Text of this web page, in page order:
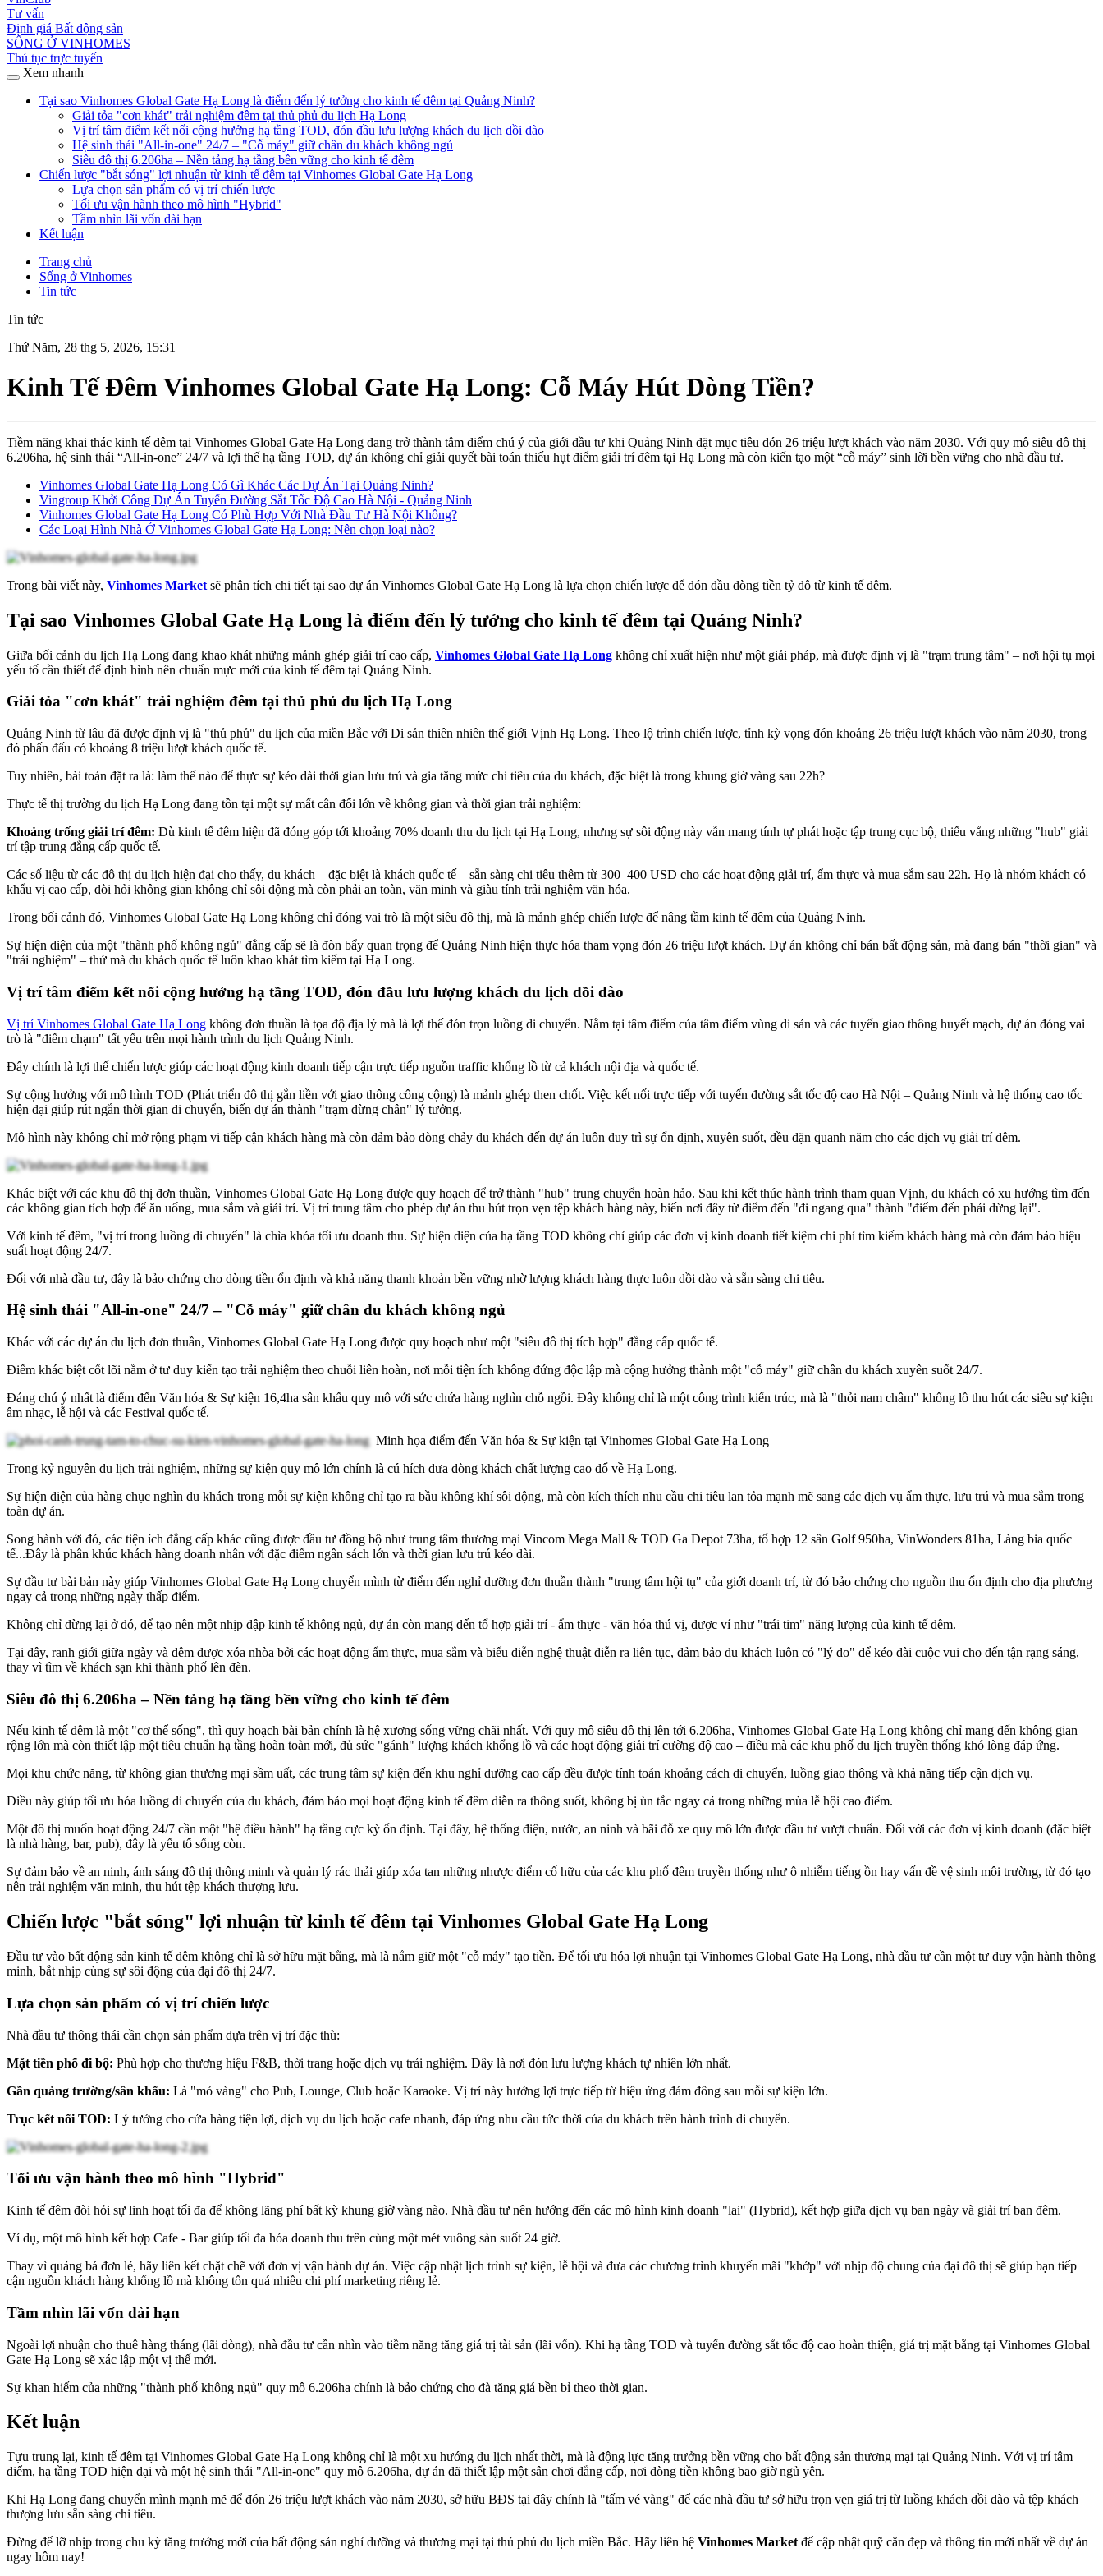
Tư vấn
Định giá Bất động sản
SỐNG Ở VINHOMES
Thủ tục trực tuyến
Xem nhanh
Tại sao Vinhomes Global Gate Hạ Long là điểm đến lý tưởng cho kinh tế đêm tại Quảng Ninh?
Giải tỏa "cơn khát" trải nghiệm đêm tại thủ phủ du lịch Hạ Long
Vị trí tâm điểm kết nối cộng hưởng hạ tầng TOD, đón đầu lưu lượng khách du lịch dồi dào
Hệ sinh thái "All-in-one" 24/7 – "Cỗ máy" giữ chân du khách không ngủ
Siêu đô thị 6.206ha – Nền tảng hạ tầng bền vững cho kinh tế đêm
Chiến lược "bắt sóng" lợi nhuận từ kinh tế đêm tại Vinhomes Global Gate Hạ Long
Lựa chọn sản phẩm có vị trí chiến lược
Tối ưu vận hành theo mô hình "Hybrid"
Tầm nhìn lãi vốn dài hạn
Kết luận
Trang chủ
Sống ở Vinhomes
Tin tức
Tin tức
Thứ Năm, 28 thg 5, 2026, 15:31
Kinh Tế Đêm Vinhomes Global Gate Hạ Long: Cỗ Máy Hút Dòng Tiền?
Tiềm năng khai thác kinh tế đêm tại Vinhomes Global Gate Hạ Long đang trở thành tâm điểm chú ý của giới đầu tư khi Quảng Ninh đặt mục tiêu đón 26 triệu lượt khách vào năm 2030. Với quy mô siêu đô thị
6.206ha, hệ sinh thái “All-in-one” 24/7 và lợi thế hạ tầng TOD, dự án không chỉ giải quyết bài toán thiếu hụt điểm giải trí đêm tại Hạ Long mà còn kiến tạo một “cỗ máy” sinh lời bền vững cho nhà đầu tư.
Vinhomes Global Gate Hạ Long Có Gì Khác Các Dự Án Tại Quảng Ninh?
Vingroup Khởi Công Dự Án Tuyến Đường Sắt Tốc Độ Cao Hà Nội - Quảng Ninh
Vinhomes Global Gate Hạ Long Có Phù Hợp Với Nhà Đầu Tư Hà Nội Không?
Các Loại Hình Nhà Ở Vinhomes Global Gate Hạ Long: Nên chọn loại nào?
Trong bài viết này, Vinhomes Market sẽ phân tích chi tiết tại sao dự án Vinhomes Global Gate Hạ Long là lựa chọn chiến lược để đón đầu dòng tiền tỷ đô từ kinh tế đêm.
Tại sao Vinhomes Global Gate Hạ Long là điểm đến lý tưởng cho kinh tế đêm tại Quảng Ninh?
Giữa bối cảnh du lịch Hạ Long đang khao khát những mảnh ghép giải trí cao cấp, Vinhomes Global Gate Hạ Long không chỉ xuất hiện như một giải pháp, mà được định vị là "trạm trung tâm" – nơi hội tụ mọi
yếu tố cần thiết để định hình nên chuẩn mực mới của kinh tế đêm tại Quảng Ninh.
Giải tỏa "cơn khát" trải nghiệm đêm tại thủ phủ du lịch Hạ Long
Quảng Ninh từ lâu đã được định vị là "thủ phủ" du lịch của miền Bắc với Di sản thiên nhiên thế giới Vịnh Hạ Long. Theo lộ trình chiến lược, tỉnh kỳ vọng đón khoảng 26 triệu lượt khách vào năm 2030, trong
đó phấn đấu có khoảng 8 triệu lượt khách quốc tế.
Tuy nhiên, bài toán đặt ra là: làm thế nào để thực sự kéo dài thời gian lưu trú và gia tăng mức chi tiêu của du khách, đặc biệt là trong khung giờ vàng sau 22h?
Thực tế thị trường du lịch Hạ Long đang tồn tại một sự mất cân đối lớn về không gian và thời gian trải nghiệm:
Khoảng trống giải trí đêm: Dù kinh tế đêm hiện đã đóng góp tới khoảng 70% doanh thu du lịch tại Hạ Long, nhưng sự sôi động này vẫn mang tính tự phát hoặc tập trung cục bộ, thiếu vắng những "hub" giải
trí tập trung đẳng cấp quốc tế.
Các số liệu từ các đô thị du lịch hiện đại cho thấy, du khách – đặc biệt là khách quốc tế – sẵn sàng chi tiêu thêm từ 300–400 USD cho các hoạt động giải trí, ẩm thực và mua sắm sau 22h. Họ là nhóm khách có
khẩu vị cao cấp, đòi hỏi không gian không chỉ sôi động mà còn phải an toàn, văn minh và giàu tính trải nghiệm văn hóa.
Trong bối cảnh đó, Vinhomes Global Gate Hạ Long không chỉ đóng vai trò là một siêu đô thị, mà là mảnh ghép chiến lược để nâng tầm kinh tế đêm của Quảng Ninh.
Sự hiện diện của một "thành phố không ngủ" đẳng cấp sẽ là đòn bẩy quan trọng để Quảng Ninh hiện thực hóa tham vọng đón 26 triệu lượt khách. Dự án không chỉ bán bất động sản, mà đang bán "thời gian" và
"trải nghiệm" – thứ mà du khách quốc tế luôn khao khát tìm kiếm tại Hạ Long.
Vị trí tâm điểm kết nối cộng hưởng hạ tầng TOD, đón đầu lưu lượng khách du lịch dồi dào
Vị trí Vinhomes Global Gate Hạ Long không đơn thuần là tọa độ địa lý mà là lợi thế đón trọn luồng di chuyển. Nằm tại tâm điểm của tâm điểm vùng di sản và các tuyến giao thông huyết mạch, dự án đóng vai
trò là "điểm chạm" tất yếu trên mọi hành trình du lịch Quảng Ninh.
Đây chính là lợi thế chiến lược giúp các hoạt động kinh doanh tiếp cận trực tiếp nguồn traffic khổng lồ từ cả khách nội địa và quốc tế.
Sự cộng hưởng với mô hình TOD (Phát triển đô thị gắn liền với giao thông công cộng) là mảnh ghép then chốt. Việc kết nối trực tiếp với tuyến đường sắt tốc độ cao Hà Nội – Quảng Ninh và hệ thống cao tốc
hiện đại giúp rút ngắn thời gian di chuyển, biến dự án thành "trạm dừng chân" lý tưởng.
Mô hình này không chỉ mở rộng phạm vi tiếp cận khách hàng mà còn đảm bảo dòng chảy du khách đến dự án luôn duy trì sự ổn định, xuyên suốt, đều đặn quanh năm cho các dịch vụ giải trí đêm.
Khác biệt với các khu đô thị đơn thuần, Vinhomes Global Gate Hạ Long được quy hoạch để trở thành "hub" trung chuyển hoàn hảo. Sau khi kết thúc hành trình tham quan Vịnh, du khách có xu hướng tìm đến
các không gian tích hợp để ăn uống, mua sắm và giải trí. Vị trí trung tâm cho phép dự án thu hút trọn vẹn tệp khách hàng này, biến nơi đây từ điểm đến "đi ngang qua" thành "điểm đến phải dừng lại".
Với kinh tế đêm, "vị trí trong luồng di chuyển" là chìa khóa tối ưu doanh thu. Sự hiện diện của hạ tầng TOD không chỉ giúp các đơn vị kinh doanh tiết kiệm chi phí tìm kiếm khách hàng mà còn đảm bảo hiệu
suất hoạt động 24/7.
Đối với nhà đầu tư, đây là bảo chứng cho dòng tiền ổn định và khả năng thanh khoản bền vững nhờ lượng khách hàng thực luôn dồi dào và sẵn sàng chi tiêu.
Hệ sinh thái "All-in-one" 24/7 – "Cỗ máy" giữ chân du khách không ngủ
Khác với các dự án du lịch đơn thuần, Vinhomes Global Gate Hạ Long được quy hoạch như một "siêu đô thị tích hợp" đẳng cấp quốc tế.
Điểm khác biệt cốt lõi nằm ở tư duy kiến tạo trải nghiệm theo chuỗi liên hoàn, nơi mỗi tiện ích không đứng độc lập mà cộng hưởng thành một "cỗ máy" giữ chân du khách xuyên suốt 24/7.
Đáng chú ý nhất là điểm đến Văn hóa & Sự kiện 16,4ha sân khấu quy mô với sức chứa hàng nghìn chỗ ngồi. Đây không chỉ là một công trình kiến trúc, mà là "thỏi nam châm" khổng lồ thu hút các siêu sự kiện
âm nhạc, lễ hội và các Festival quốc tế.
Minh họa điểm đến Văn hóa & Sự kiện tại Vinhomes Global Gate Hạ Long
Trong kỷ nguyên du lịch trải nghiệm, những sự kiện quy mô lớn chính là cú hích đưa dòng khách chất lượng cao đổ về Hạ Long.
Sự hiện diện của hàng chục nghìn du khách trong mỗi sự kiện không chỉ tạo ra bầu không khí sôi động, mà còn kích thích nhu cầu chi tiêu lan tỏa mạnh mẽ sang các dịch vụ ẩm thực, lưu trú và mua sắm trong
toàn dự án.
Song hành với đó, các tiện ích đẳng cấp khác cũng được đầu tư đồng bộ như trung tâm thương mại Vincom Mega Mall & TOD Ga Depot 73ha, tổ hợp 12 sân Golf 950ha, VinWonders 81ha, Làng bia quốc
tế...Đây là phân khúc khách hàng doanh nhân với đặc điểm ngân sách lớn và thời gian lưu trú kéo dài.
Sự đầu tư bài bản này giúp Vinhomes Global Gate Hạ Long chuyển mình từ điểm đến nghỉ dưỡng đơn thuần thành "trung tâm hội tụ" của giới doanh trí, từ đó bảo chứng cho nguồn thu ổn định cho địa phương
ngay cả trong những ngày thấp điểm.
Không chỉ dừng lại ở đó, để tạo nên một nhịp đập kinh tế không ngủ, dự án còn mang đến tổ hợp giải trí - ẩm thực - văn hóa thú vị, được ví như "trái tim" năng lượng của kinh tế đêm.
Tại đây, ranh giới giữa ngày và đêm được xóa nhòa bởi các hoạt động ẩm thực, mua sắm và biểu diễn nghệ thuật diễn ra liên tục, đảm bảo du khách luôn có "lý do" để kéo dài cuộc vui cho đến tận rạng sáng,
thay vì tìm về khách sạn khi thành phố lên đèn.
Siêu đô thị 6.206ha – Nền tảng hạ tầng bền vững cho kinh tế đêm
Nếu kinh tế đêm là một "cơ thể sống", thì quy hoạch bài bản chính là hệ xương sống vững chãi nhất. Với quy mô siêu đô thị lên tới 6.206ha, Vinhomes Global Gate Hạ Long không chỉ mang đến không gian
rộng lớn mà còn thiết lập một tiêu chuẩn hạ tầng hoàn toàn mới, đủ sức "gánh" lượng khách khổng lồ và các hoạt động giải trí cường độ cao – điều mà các khu phố du lịch truyền thống khó lòng đáp ứng.
Mọi khu chức năng, từ không gian thương mại sầm uất, các trung tâm sự kiện đến khu nghỉ dưỡng cao cấp đều được tính toán khoảng cách di chuyển, luồng giao thông và khả năng tiếp cận dịch vụ.
Điều này giúp tối ưu hóa luồng di chuyển của du khách, đảm bảo mọi hoạt động kinh tế đêm diễn ra thông suốt, không bị ùn tắc ngay cả trong những mùa lễ hội cao điểm.
Một đô thị muốn hoạt động 24/7 cần một "hệ điều hành" hạ tầng cực kỳ ổn định. Tại đây, hệ thống điện, nước, an ninh và bãi đỗ xe quy mô lớn được đầu tư vượt chuẩn. Đối với các đơn vị kinh doanh (đặc biệt
là nhà hàng, bar, pub), đây là yếu tố sống còn.
Sự đảm bảo về an ninh, ánh sáng đô thị thông minh và quản lý rác thải giúp xóa tan những nhược điểm cố hữu của các khu phố đêm truyền thống như ô nhiễm tiếng ồn hay vấn đề vệ sinh môi trường, từ đó tạo
nên trải nghiệm văn minh, thu hút tệp khách thượng lưu.
Chiến lược "bắt sóng" lợi nhuận từ kinh tế đêm tại Vinhomes Global Gate Hạ Long
Đầu tư vào bất động sản kinh tế đêm không chỉ là sở hữu mặt bằng, mà là nắm giữ một "cỗ máy" tạo tiền. Để tối ưu hóa lợi nhuận tại Vinhomes Global Gate Hạ Long, nhà đầu tư cần một tư duy vận hành thông
minh, bắt nhịp cùng sự sôi động của đại đô thị 24/7.
Lựa chọn sản phẩm có vị trí chiến lược
Nhà đầu tư thông thái cần chọn sản phẩm dựa trên vị trí đặc thù:
Mặt tiền phố đi bộ: Phù hợp cho thương hiệu F&B, thời trang hoặc dịch vụ trải nghiệm. Đây là nơi đón lưu lượng khách tự nhiên lớn nhất.
Gần quảng trường/sân khấu: Là "mỏ vàng" cho Pub, Lounge, Club hoặc Karaoke. Vị trí này hưởng lợi trực tiếp từ hiệu ứng đám đông sau mỗi sự kiện lớn.
Trục kết nối TOD: Lý tưởng cho cửa hàng tiện lợi, dịch vụ du lịch hoặc cafe nhanh, đáp ứng nhu cầu tức thời của du khách trên hành trình di chuyển.
Tối ưu vận hành theo mô hình "Hybrid"
Kinh tế đêm đòi hỏi sự linh hoạt tối đa để không lãng phí bất kỳ khung giờ vàng nào. Nhà đầu tư nên hướng đến các mô hình kinh doanh "lai" (Hybrid), kết hợp giữa dịch vụ ban ngày và giải trí ban đêm.
Ví dụ, một mô hình kết hợp Cafe - Bar giúp tối đa hóa doanh thu trên cùng một mét vuông sàn suốt 24 giờ.
Thay vì quảng bá đơn lẻ, hãy liên kết chặt chẽ với đơn vị vận hành dự án. Việc cập nhật lịch trình sự kiện, lễ hội và đưa các chương trình khuyến mãi "khớp" với nhịp độ chung của đại đô thị sẽ giúp bạn tiếp
cận nguồn khách hàng khổng lồ mà không tốn quá nhiều chi phí marketing riêng lẻ.
Tầm nhìn lãi vốn dài hạn
Ngoài lợi nhuận cho thuê hàng tháng (lãi dòng), nhà đầu tư cần nhìn vào tiềm năng tăng giá trị tài sản (lãi vốn). Khi hạ tầng TOD và tuyến đường sắt tốc độ cao hoàn thiện, giá trị mặt bằng tại Vinhomes Global
Gate Hạ Long sẽ xác lập một vị thế mới.
Sự khan hiếm của những "thành phố không ngủ" quy mô 6.206ha chính là bảo chứng cho đà tăng giá bền bỉ theo thời gian.
Kết luận
Tựu trung lại, kinh tế đêm tại Vinhomes Global Gate Hạ Long không chỉ là một xu hướng du lịch nhất thời, mà là động lực tăng trưởng bền vững cho bất động sản thương mại tại Quảng Ninh. Với vị trí tâm
điểm, hạ tầng TOD hiện đại và một hệ sinh thái "All-in-one" quy mô 6.206ha, dự án đã thiết lập một sân chơi đẳng cấp, nơi dòng tiền không bao giờ ngủ yên.
Khi Hạ Long đang chuyển mình mạnh mẽ để đón 26 triệu lượt khách vào năm 2030, sở hữu BĐS tại đây chính là "tấm vé vàng" để các nhà đầu tư sở hữu trọn vẹn giá trị từ luồng khách dồi dào và tệp khách
thượng lưu sẵn sàng chi tiêu.
Đừng để lỡ nhịp trong chu kỳ tăng trưởng mới của bất động sản nghỉ dưỡng và thương mại tại thủ phủ du lịch miền Bắc. Hãy liên hệ Vinhomes Market để cập nhật quỹ căn đẹp và thông tin mới nhất về dự án
ngay hôm nay!